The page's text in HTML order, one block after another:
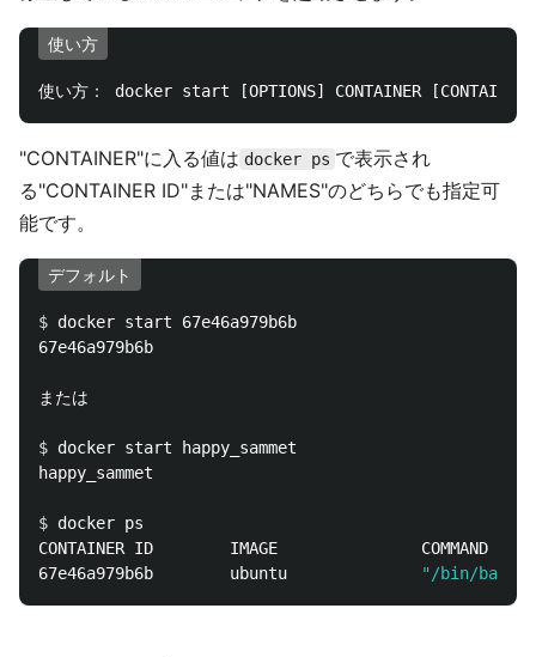
使い方
"CONTAINER"に入る値は docker ps で表示され
る"CONTAINER ID"または"NAMES"のどちらでも指定可
能です。
デフォルト
$ docker start 67e46a979b6b
67e46a979b6b
または
$ docker start happy_sammet
happy_sammet
$ docker ps
CONTAINER ID        IMAGE
67e46a979b6b        ubuntu
"/bin/bash"